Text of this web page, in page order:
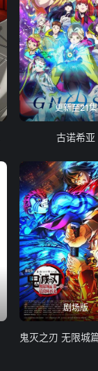
更新至21集
古诺希亚
剧场版